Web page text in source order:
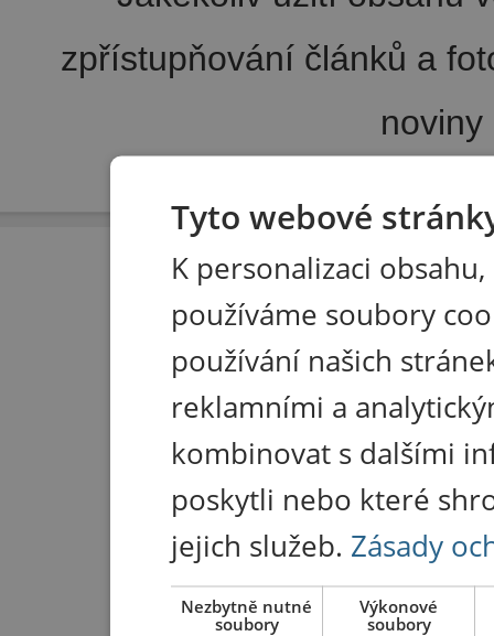
zpřístupňování článků a
Tyto webové
K personalizaci
používáme soubory
používání našich
reklamními a
kombinovat s dalšími
poskytli nebo které
jejich služeb. Zásady
Nezbytně nutné
soubory
Výkonové
soubory